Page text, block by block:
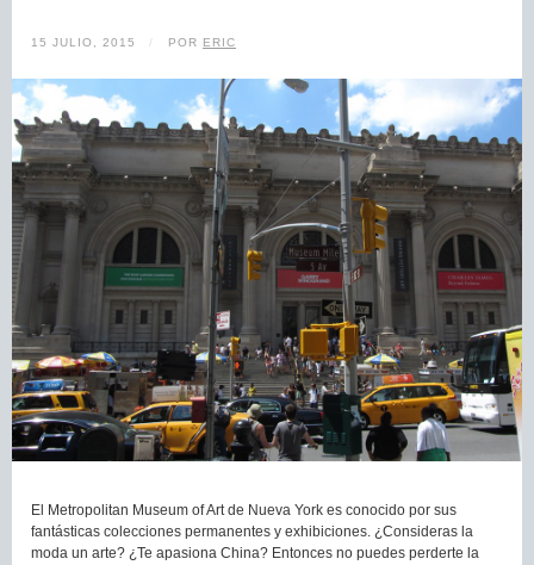
15 JULIO, 2015 / POR ERIC
El Metropolitan Museum of Art de Nueva York es conocido por sus
fantásticas colecciones permanentes y exhibiciones. ¿Consideras la
moda un arte? ¿Te apasiona China? Entonces no puedes perderte la